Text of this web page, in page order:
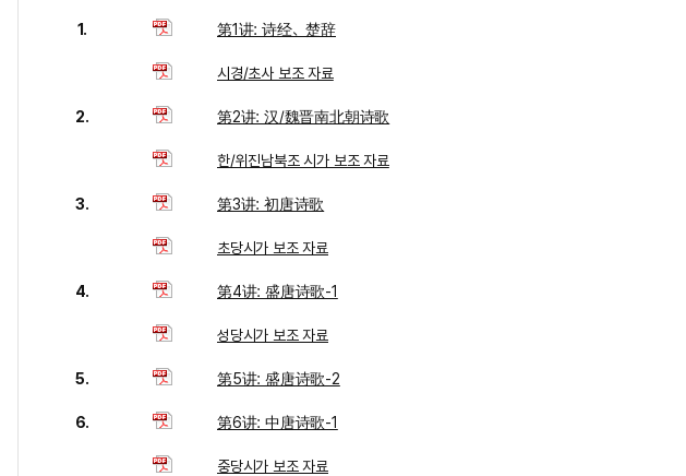
1. 第1讲: 诗经、楚辞
시경/초사 보조 자료
2. 第2讲: 汉/魏晋南北朝诗歌
한/위진남북조 시가 보조 자료
3. 第3讲: 初唐诗歌
초당시가 보조 자료
4. 第4讲: 盛唐诗歌-1
성당시가 보조 자료
5. 第5讲: 盛唐诗歌-2
6. 第6讲: 中唐诗歌-1
중당시가 보조 자료